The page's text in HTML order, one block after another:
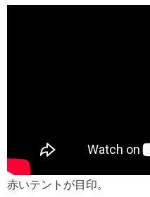
赤いテントが目印。